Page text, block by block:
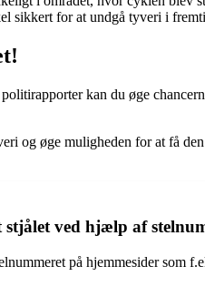
sikkert for at undgå tyveri i
kan du øge
og øge muligheden for at få
ved hjælp af
på hjemmesider